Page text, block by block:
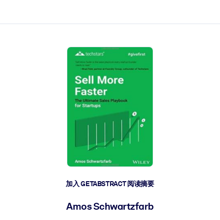
加入 GETABSTRACT 阅读摘要
Amos Schwartzfarb